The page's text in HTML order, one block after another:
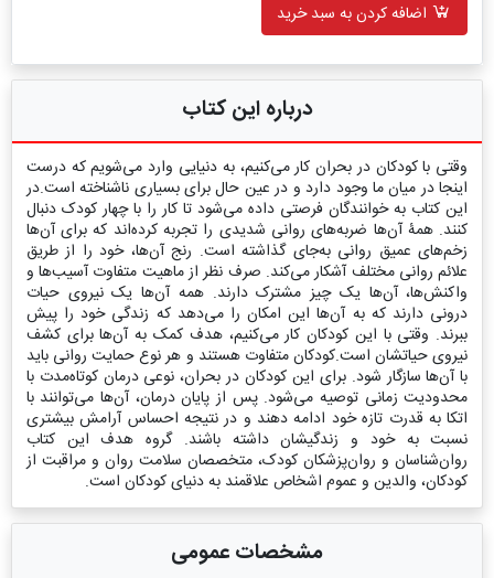
اضافه کردن به سبد خرید
درباره این کتاب
وقتی با کودکان در بحران کار می‌کنیم، به دنیایی وارد می‌شویم که درست
اینجا در میان ما وجود دارد و در عین حال برای بسیاری ناشناخته است.در
این کتاب به خوانندگان فرصتی داده می‌شود تا کار را با چهار کودک دنبال
کنند. همۀ آن‌ها ضربه‌های روانی شدیدی را تجربه کرده‌اند که برای آن‌ها
زخم‌های عمیق روانی به‌جای گذاشته است. رنج آن‌ها، خود را از طریق
علائم روانی مختلف آشکار می‌کند. صرف ‌نظر از ماهیت متفاوت آسیب‌ها و
واکنش‌ها، آن‌ها یک‌ چیز مشترک دارند. همه آن‌ها یک نیروی حیات
درونی دارند که به آن‌ها این امکان را می‌دهد که زندگی خود را پیش
ببرند. وقتی با این کودکان کار می‌کنیم، هدف کمک به آن‌ها برای کشف
نیروی حیاتشان است.کودکان متفاوت هستند و هر نوع حمایت روانی باید
با آن‌ها سازگار‌‌‌‌ شود. برای این کودکان در بحران، نوعی درمان کوتاه‌مدت با
محدودیت زمانی توصیه می‌شود. پس از پایان درمان، آن‌ها می‌توانند با
اتکا به قدرت تازه خود ادامه دهند و در نتیجه احساس آرامش بیشتری
نسبت به خود و زندگیشان داشته باشند. گروه هدف این کتاب
روان‌شناسان و روان‌پزشکان کودک، متخصصان سلامت روان و مراقبت از
کودکان، والدین و عموم اشخاص علاقمند به دنیای کودکان است.
مشخصات عمومی